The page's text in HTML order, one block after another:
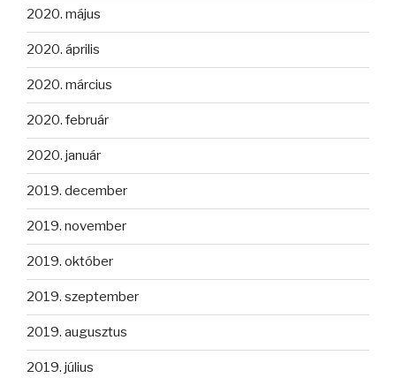
2020. május
2020. április
2020. március
2020. február
2020. január
2019. december
2019. november
2019. október
2019. szeptember
2019. augusztus
2019. július